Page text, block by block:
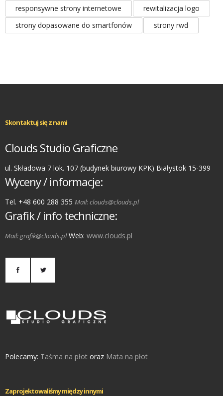
responsywne strony internetowe
rewitalizacja logo
strony dopasowane do smartfonów
strony rwd
Skontaktuj się z nami
Clouds Studio Graficzne
ul. Składowa 7 lok. 107 (budynek biurowy KPK) Białystok 15-399
Wyceny / informacje:
Tel. +48 600 288 355 Mail: clouds@clouds.pl
Grafik / info techniczne:
Mail: grafik@clouds.plWeb: www.clouds.pl
Polecamy: Taśma na płot oraz Mata na płot
Zaprojektowaliśmy między innymi